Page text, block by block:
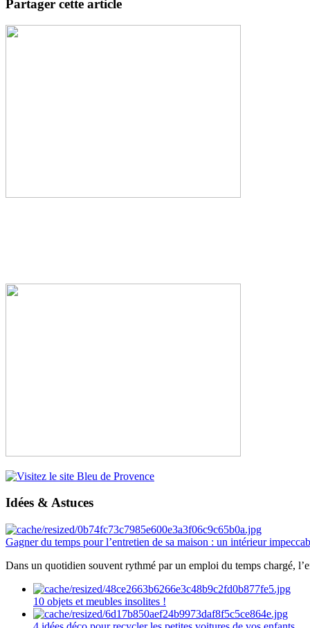
Partager cette article
Idées & Astuces
Gagner du temps pour l’entretien de sa maison : un intérieur
Dans un quotidien souvent rythmé par un emploi du temps chargé,
10 objets et meubles insolites !